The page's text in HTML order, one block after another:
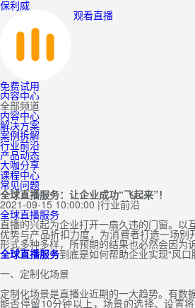
保利威
观看直播
免费试用
内容中心
全部频道
内容中心
解决方案
案例拆解
行业前沿
产品动态
大咖分享
课程中心
常见问题
全球直播服务：让企业成功“飞起来”！
2021-09-15 10:00:00 |行业前沿
全球直播服务
直播的兴起为企业打开一扇久违的门窗。以
优势与产品折扣力度，为消费者打造一场别
形式多种多样，所预期的结果也必然会因为
全球直播服务到底是如何帮助企业实现“风口
一、定制化场景
定制化场景是直播业近期的一大趋势。有数
能否停留10分钟以上，场景的选择、设置